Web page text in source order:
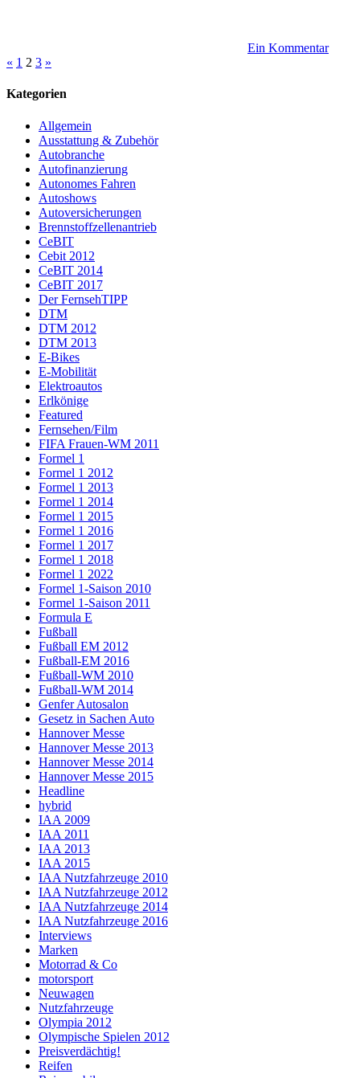
Ein Kommentar
Seitennummerierung
der
« Vorherige
1 2 3 Nächste
»
Kategorien
Allgemein
Ausstattung & Zubehör
Autobranche
Autofinanzierung
Autonomes Fahren
Autoshows
Autoversicherungen
Brennstoffzellenantrieb
CeBIT
Cebit 2012
CeBIT 2014
CeBIT 2017
Der FernsehTIPP
DTM
DTM 2012
DTM 2013
E-Bikes
E-Mobilität
Elektroautos
Erlkönige
Featured
Fernsehen/Film
FIFA Frauen-WM 2011
Formel 1
Formel 1 2012
Formel 1 2013
Formel 1 2014
Formel 1 2015
Formel 1 2016
Formel 1 2017
Formel 1 2018
Formel 1 2022
Formel 1-Saison 2010
Formel 1-Saison 2011
Formula E
Fußball
Fußball EM 2012
Fußball-EM 2016
Fußball-WM 2010
Fußball-WM 2014
Genfer Autosalon
Gesetz in Sachen Auto
Hannover Messe
Hannover Messe 2013
Hannover Messe 2014
Hannover Messe 2015
Headline
hybrid
IAA 2009
IAA 2011
IAA 2013
IAA 2015
IAA Nutzfahrzeuge 2010
IAA Nutzfahrzeuge 2012
IAA Nutzfahrzeuge 2014
IAA Nutzfahrzeuge 2016
Interviews
Marken
Motorrad & Co
motorsport
Neuwagen
Nutzfahrzeuge
Olympia 2012
Olympische Spielen 2012
Preisverdächtig!
Reifen